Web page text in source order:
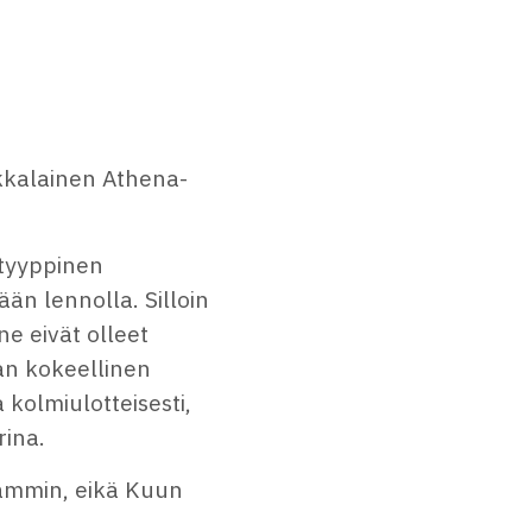
Athena-
lennolla. Silloin
eivät olleet
kokeellinen
eikä Kuun